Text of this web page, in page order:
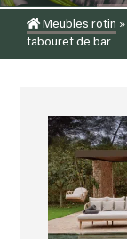
Meubles rotin »
tabouret de bar